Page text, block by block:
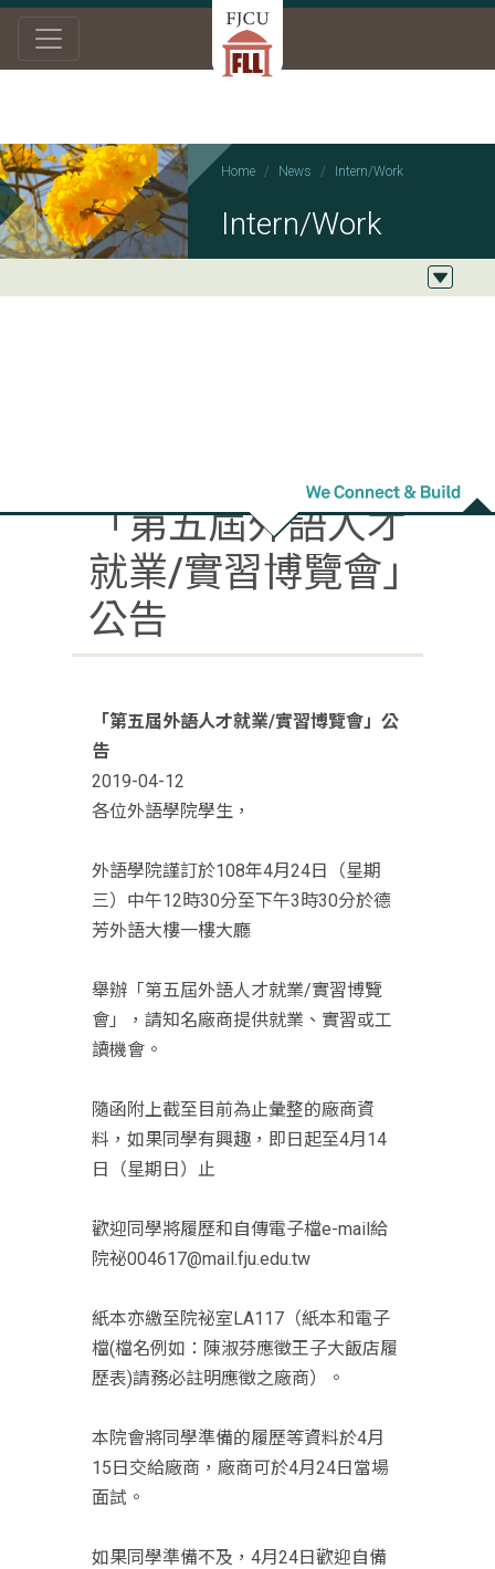
Home News Intern/Work
Intern/Work
「第五屆外語人才
就業/實習博覽會」
公告
「第五屆外語人才就業/實習博覽會」公
告
2019-04-12
各位外語學院學生，
外語學院謹訂於108年4月24日（星期
三）中午12時30分至下午3時30分於德
芳外語大樓一樓大廳
舉辦「第五屆外語人才就業/實習博覽
會」，請知名廠商提供就業、實習或工
讀機會。
隨函附上截至目前為止彙整的廠商資
料，如果同學有興趣，即日起至4月14
日（星期日）止
歡迎同學將履歷和自傳電子檔e-mail給
院祕004617@mail.fju.edu.tw
紙本亦繳至院祕室LA117（紙本和電子
檔(檔名例如：陳淑芬應徵王子大飯店履
歷表)請務必註明應徵之廠商）。
本院會將同學準備的履歷等資料於4月
15日交給廠商，廠商可於4月24日當場
面試。
如果同學準備不及，4月24日歡迎自備